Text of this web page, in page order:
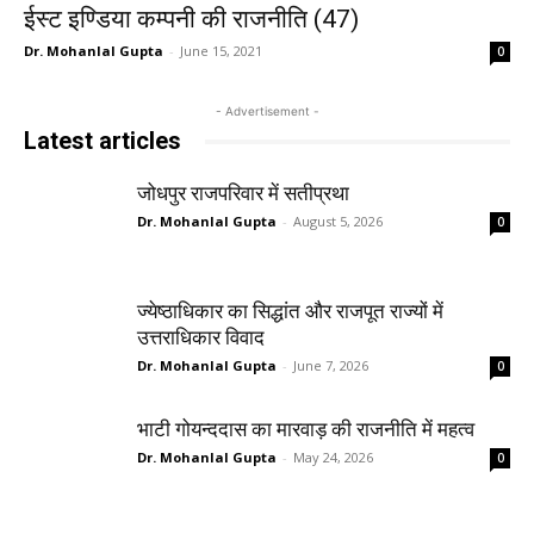
ईस्ट इण्डिया कम्पनी की राजनीति (47)
Dr. Mohanlal Gupta - June 15, 2021 0
- Advertisement -
Latest articles
जोधपुर राजपरिवार में सतीप्रथा
Dr. Mohanlal Gupta - August 5, 2026 0
ज्येष्ठाधिकार का सिद्धांत और राजपूत राज्यों में
उत्तराधिकार विवाद
Dr. Mohanlal Gupta - June 7, 2026 0
भाटी गोयन्ददास का मारवाड़ की राजनीति में महत्व
Dr. Mohanlal Gupta - May 24, 2026 0